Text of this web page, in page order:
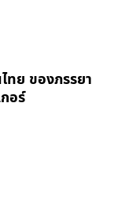
ทย ของภรรยา
อร์